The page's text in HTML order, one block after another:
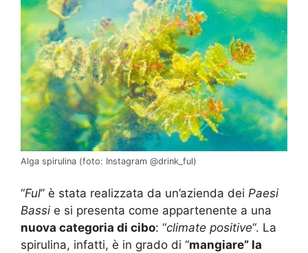
Alga spirulina (foto: Instagram @drink_ful)
“Ful” è stata realizzata da un’azienda dei Paesi
Bassi e si presenta come appartenente a una
nuova categoria di cibo: “climate positive“. La
spirulina, infatti, è in grado di “mangiare” la